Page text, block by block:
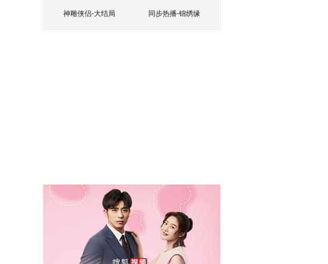
神雕侠侣-大结局 同步热播-锦绣缘